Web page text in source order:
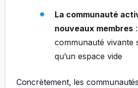
La communauté
nouveaux membres:
communauté vivante
qu’un espace vide
Concrètement, les communautés